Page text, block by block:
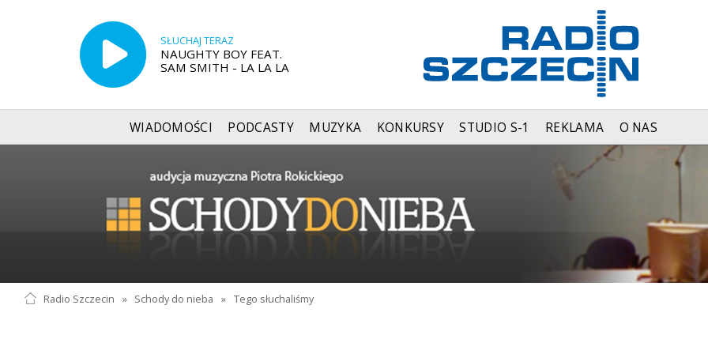
SŁUCHAJ TERAZ
NAUGHTY BOY FEAT.
SAM SMITH - LA LA LA
WIADOMOŚCI PODCASTY MUZYKA KONKURSY STUDIO S-1 REKLAMA O NAS
Radio Szczecin » Schody do nieba » Tego słuchaliśmy